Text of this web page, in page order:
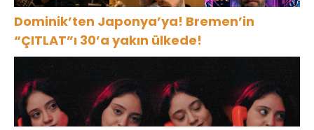
Dominik’ten Japonya’ya! Bremen’in
“ÇITLAT”ı 30’a yakın ülkede!